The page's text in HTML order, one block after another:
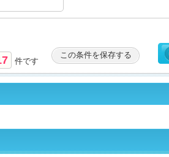
件です
この条件を保存する